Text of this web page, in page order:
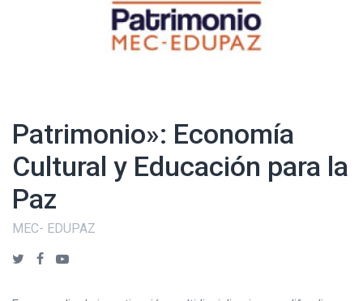
Patrimonio»: Economía
Cultural y Educación para la
Paz
MEC- EDUPAZ